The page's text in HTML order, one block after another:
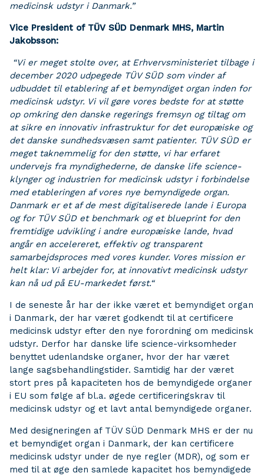
medicinsk udstyr i Danmark.”
Vice President of TÜV SÜD Denmark MHS, Martin
Jakobsson:
“Vi er meget stolte over, at Erhvervsministeriet tilbage i
december 2020 udpegede TÜV SÜD som vinder af
udbuddet til etablering af et bemyndiget organ inden for
medicinsk udstyr. Vi vil gøre vores bedste for at støtte
op omkring den danske regerings fremsyn og tiltag om
at sikre en innovativ infrastruktur for det europæiske og
det danske sundhedsvæsen samt patienter. TÜV SÜD er
meget taknemmelig for den støtte, vi har erfaret
undervejs fra myndighederne, de danske life science-
klynger og industrien for medicinsk udstyr i forbindelse
med etableringen af vores nye bemyndigede organ.
Danmark er et af de mest digitaliserede lande i Europa
og for TÜV SÜD et benchmark og et blueprint for den
fremtidige udvikling i andre europæiske lande, hvad
angår en accelereret, effektiv og transparent
samarbejdsproces med vores kunder. Vores mission er
helt klar: Vi arbejder for, at innovativt medicinsk udstyr
kan nå ud på EU-markedet først.“
I de seneste år har der ikke været et bemyndiget organ
i Danmark, der har været godkendt til at certificere
medicinsk udstyr efter den nye forordning om medicinsk
udstyr. Derfor har danske life science-virksomheder
benyttet udenlandske organer, hvor der har været
lange sagsbehandlingstider. Samtidig har der været
stort pres på kapaciteten hos de bemyndigede organer
i EU som følge af bl.a. øgede certificeringskrav til
medicinsk udstyr og et lavt antal bemyndigede organer.
Med designeringen af TÜV SÜD Denmark MHS er der nu
et bemyndiget organ i Danmark, der kan certificere
medicinsk udstyr under de nye regler (MDR), og som er
med til at øge den samlede kapacitet hos bemyndigede